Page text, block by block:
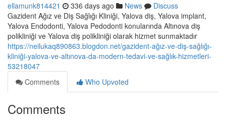
ellamunk814421 336 days ago News
Discuss
Gazident Ağız ve Diş Sağlığı Kliniği, Yalova diş, Yalova implant,
Yalova Endodonti, Yalova Pedodonti konularında Altınova diş
polikliniği ve Yalova diş polikliniği olarak hizmet sunmaktadır
https://neilukaq890863.blogdon.net/gazident-ağız-ve-diş-sağlığı-
kliniği-yalova-ve-altınova-da-modern-tedavi-ve-sağlık-hizmetleri-
53218047
Comments
Who Upvoted
Comments